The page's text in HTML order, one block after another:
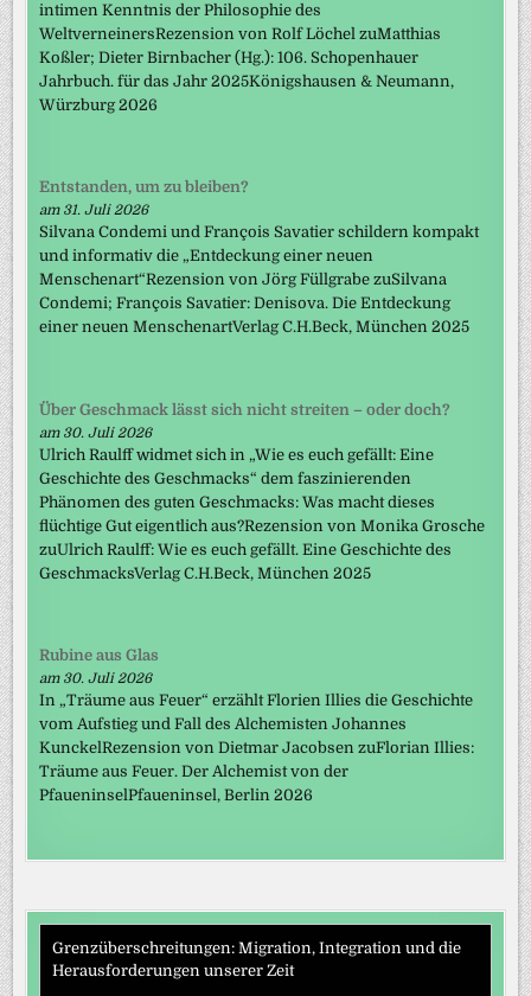
intimen Kenntnis der Philosophie des
WeltverneinersRezension von Rolf Löchel zuMatthias
Koßler; Dieter Birnbacher (Hg.): 106. Schopenhauer
Jahrbuch. für das Jahr 2025Königshausen & Neumann,
Würzburg 2026
Entstanden, um zu bleiben?
am 31. Juli 2026
Silvana Condemi und François Savatier schildern kompakt
und informativ die „Entdeckung einer neuen
Menschenart“Rezension von Jörg Füllgrabe zuSilvana
Condemi; François Savatier: Denisova. Die Entdeckung
einer neuen MenschenartVerlag C.H.Beck, München 2025
Über Geschmack lässt sich nicht streiten – oder doch?
am 30. Juli 2026
Ulrich Raulff widmet sich in „Wie es euch gefällt: Eine
Geschichte des Geschmacks“ dem faszinierenden
Phänomen des guten Geschmacks: Was macht dieses
flüchtige Gut eigentlich aus?Rezension von Monika Grosche
zuUlrich Raulff: Wie es euch gefällt. Eine Geschichte des
GeschmacksVerlag C.H.Beck, München 2025
Rubine aus Glas
am 30. Juli 2026
In „Träume aus Feuer“ erzählt Florien Illies die Geschichte
vom Aufstieg und Fall des Alchemisten Johannes
KunckelRezension von Dietmar Jacobsen zuFlorian Illies:
Träume aus Feuer. Der Alchemist von der
PfaueninselPfaueninsel, Berlin 2026
Grenzüberschreitungen: Migration, Integration und die
Herausforderungen unserer Zeit